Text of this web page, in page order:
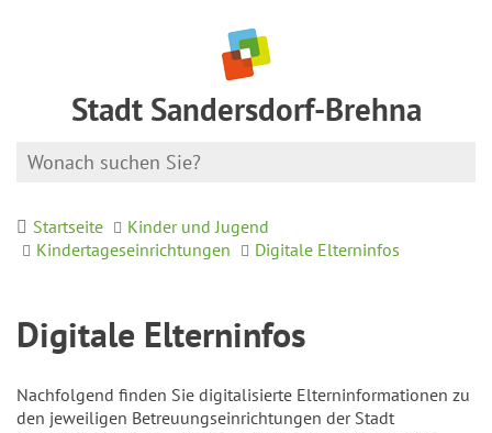
Stadt Sandersdorf-Brehna
Startseite
Kinder und Jugend
Kindertageseinrichtungen
Digitale Elterninfos
Digitale Elterninfos
Nachfolgend finden Sie digitalisierte Elterninformationen zu
den jeweiligen Betreuungseinrichtungen der Stadt